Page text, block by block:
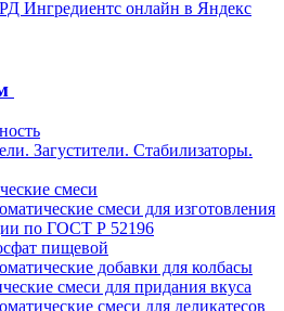
Загустители. Стабилизаторы.
смеси
смеси для изготовления
по ГОСТ Р 52196
пищевой
добавки для колбасы
смеси для придания вкуса
смеси для деликатесов